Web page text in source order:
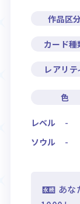
作品区
カード種
レアリテ
色
レベル -
ソウル
-
あな